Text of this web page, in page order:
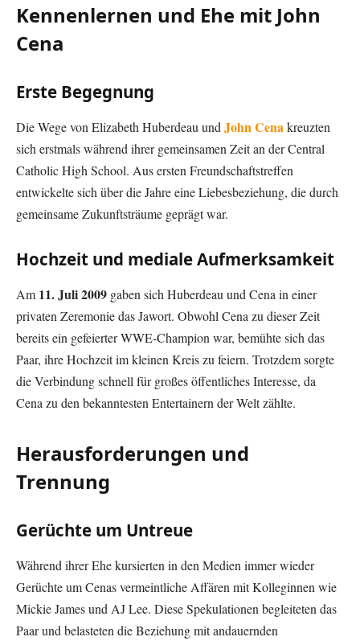
Kennenlernen und Ehe mit John
Cena
Erste Begegnung
Die Wege von Elizabeth Huberdeau und John Cenakreuzten
sich erstmals während ihrer gemeinsamen Zeit an der Central
Catholic High School. Aus ersten Freundschaftstreffen
entwickelte sich über die Jahre eine Liebesbeziehung, die durch
gemeinsame Zukunftsträume geprägt war.
Hochzeit und mediale Aufmerksamkeit
Am 11. Juli 2009 gaben sich Huberdeau und Cena in einer
privaten Zeremonie das Jawort. Obwohl Cena zu dieser Zeit
bereits ein gefeierter WWE-Champion war, bemühte sich das
Paar, ihre Hochzeit im kleinen Kreis zu feiern. Trotzdem sorgte
die Verbindung schnell für großes öffentliches Interesse, da
Cena zu den bekanntesten Entertainern der Welt zählte.
Herausforderungen und
Trennung
Gerüchte um Untreue
Während ihrer Ehe kursierten in den Medien immer wieder
Gerüchte um Cenas vermeintliche Affären mit Kolleginnen wie
Mickie James und AJ Lee. Diese Spekulationen begleiteten das
Paar und belasteten die Beziehung mit andauernden